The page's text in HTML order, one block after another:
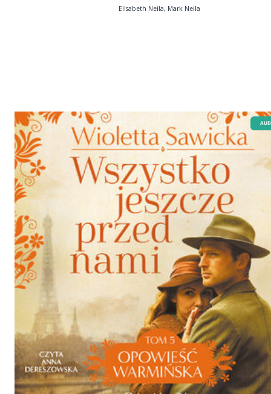
Elisabeth Neila, Mark Neila